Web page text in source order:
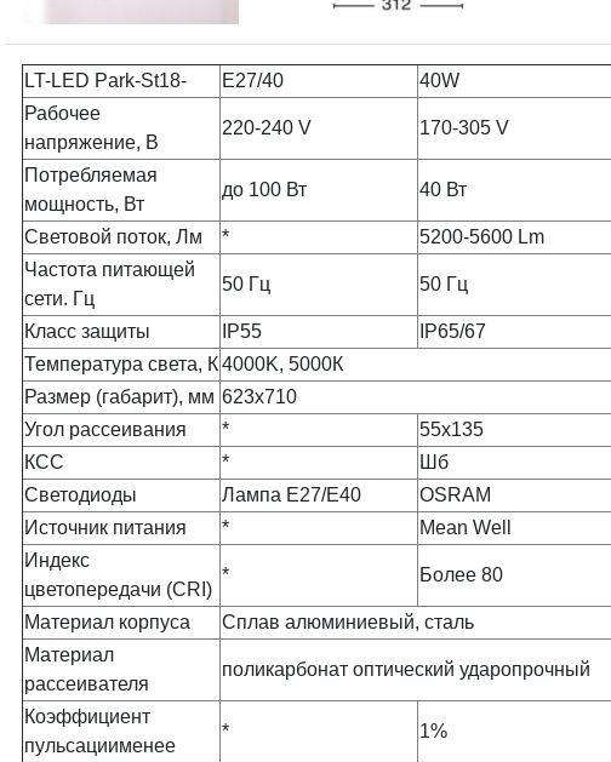
LT-LED Park-St18- Е27/40
40W
Рабочее
напряжение, В
220-240 V 170-305 V
Потребляемая
мощность, Вт
до 100 Вт 40 Вт
Световой поток, Лм *
5200-5600 Lm
Частота питающей
сети. Гц
50 Гц 50 Гц
Класс защиты IP55
IP65/67
Температура света, К 4000K, 5000К
Размер (габарит), мм 623х710
Угол рассеивания
*
55х135
КСС
*
Шб
Светодиоды
Лампа Е27/Е40
OSRAM
Источник питания
*
Mean Well
Индекс
цветопередачи (CRI)
* Более 80
Материал корпуса
Сплав алюминиевый, сталь
Материал
рассеивателя
поликарбонат оптический ударопрочный
Коэффициент
пульсациименее
* 1%